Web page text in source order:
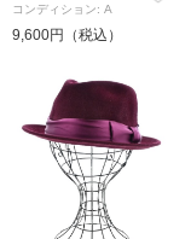
コンディション: A
9,600円（税込）